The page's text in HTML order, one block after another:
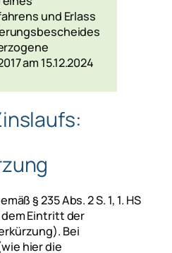
und Erlass
am 15.12.2024
§ 235 Abs. 2 S. 1, 1. HS
dem Eintritt der
Bei
hier die